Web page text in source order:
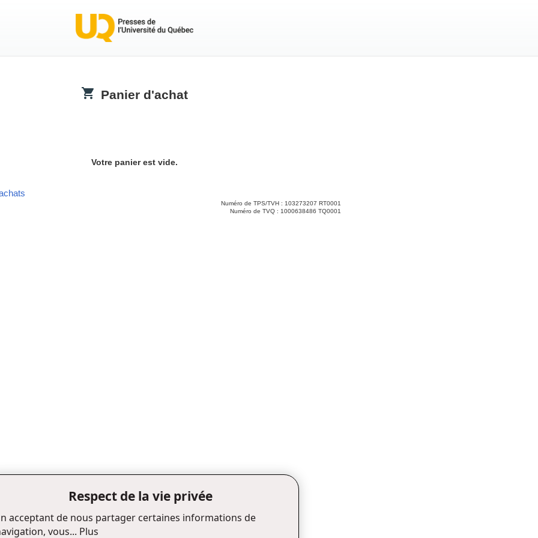
Panier d'achat
Votre panier est vide.
Numéro de TPS/TVH : 103273207 RT0001
Numéro de TVQ : 1000638486 TQ0001
Respect de la vie privée
acceptant de nous partager certaines informations de
vous... Plus